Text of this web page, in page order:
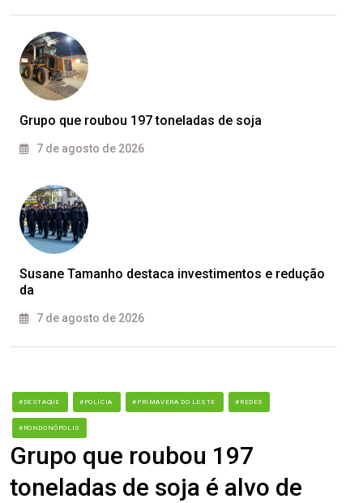
Grupo que roubou 197 toneladas de soja
7 de agosto de 2026
Susane Tamanho destaca investimentos e redução
da
7 de agosto de 2026
#DESTAQUE #POLÍCIA #PRIMAVERA DO LESTE #REDES
#RONDONÓPOLIS
Grupo que roubou 197
toneladas de soja é alvo de